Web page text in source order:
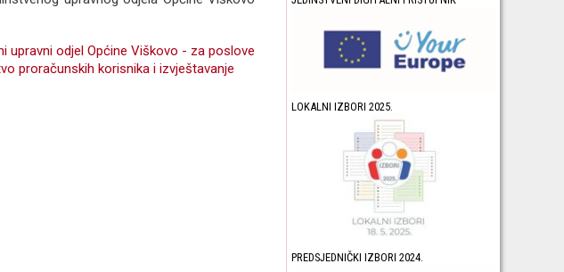
upravni odjel Općine Viškovo - za poslove
proračunskih korisnika i izvještavanje
LOKALNI IZBORI 2025.
PREDSJEDNIČKI IZBORI 2024.